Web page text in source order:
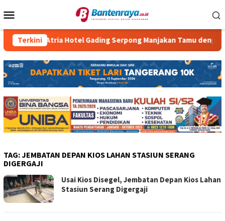
ke
Mobile
TerkiniAtria Hotel Gading Serpong Manjakan Tamu dengan
TAG:JEMBATAN DEPAN KIOS LAHAN STASIUN SERANG
DIGERGAJI
Usai Kios Disegel, Jembatan Depan Kios Lahan
Stasiun Serang Digergaji